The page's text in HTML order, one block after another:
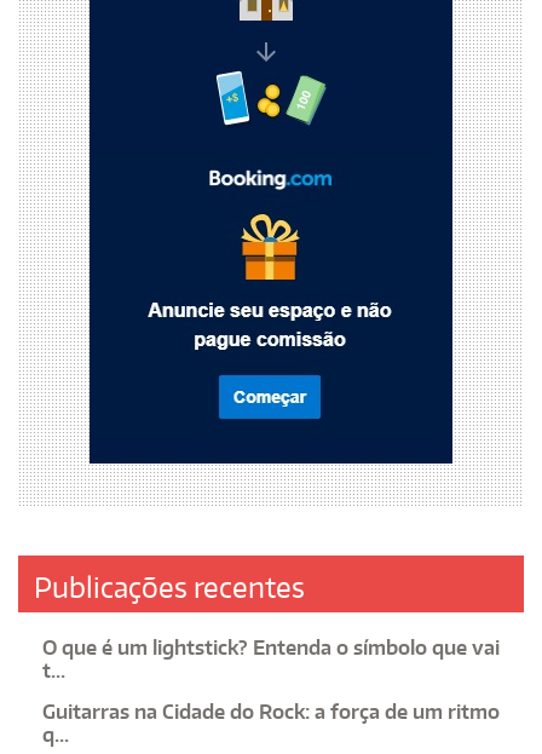
Publicações recentes
O que é um lightstick? Entenda o símbolo que vai
t...
Guitarras na Cidade do Rock: a força de um ritmo
q...